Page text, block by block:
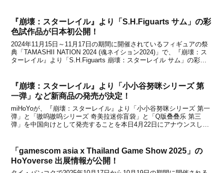
『崩壊：スターレイル』より「S.H.Figuarts サム」の彩
色試作品が日本初公開！
2024年11月15日～11月17日の期間に開催されているフィギュアの祭
典「TAMASHII NATION 2024 (魂ネイション2024)」で、『崩壊：ス
ターレイル』より「S.H.Figuarts 崩壊：スターレイル サム」の彩色
『崩壊：スターレイル』より「小小谷努咪シリーズ 第
一弹」など新商品の発売が決定！
miHoYoが、『崩壊：スターレイル』より「小小谷努咪シリーズ 第一
弹」と「嗷呜嗷呜シリーズ 奇美拉迷你盲袋」と「Q版叠叠乐 第三
弹」を中国向けとして発売することを本日4月22日にアナウンスしま
「gamescom asia x Thailand Game Show 2025」の
HoYoverse 出展情報が公開！